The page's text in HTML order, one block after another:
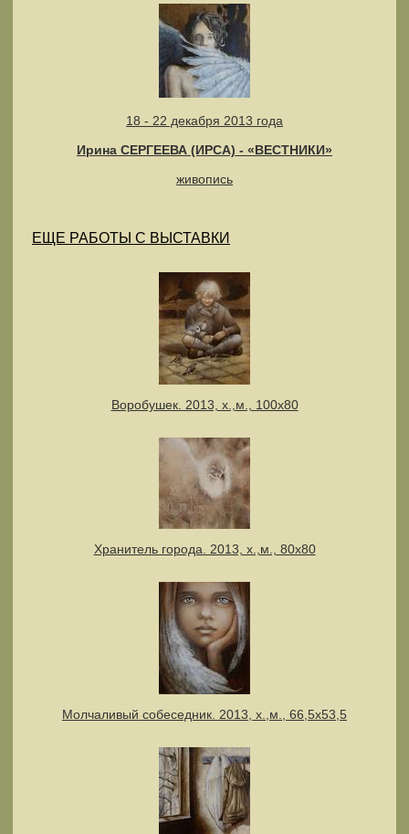
18 - 22 декабря 2013 года
Ирина СЕРГЕЕВА (ИРСА) - «ВЕСТНИКИ»
живопись
ЕЩЕ РАБОТЫ С ВЫСТАВКИ
Воробушек. 2013, х.,м., 100х80
Хранитель города. 2013, х.,м., 80х80
Молчаливый собеседник. 2013, х.,м., 66,5х53,5